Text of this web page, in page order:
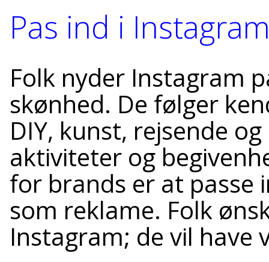
Pas ind i
Folk nyder Instagram
skønhed. De følger
DIY, kunst, rejsende
aktiviteter og
for brands er at passe
som reklame. Folk
Instagram; de vil have